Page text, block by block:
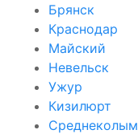
Брянск
Краснодар
Майский
Невельск
Ужур
Кизилюрт